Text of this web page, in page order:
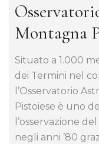
Montagna
Situato a 1.000
dei Termini nel
l’Osservatorio
Pistoiese è uno
l’osservazione
negli anni ’80